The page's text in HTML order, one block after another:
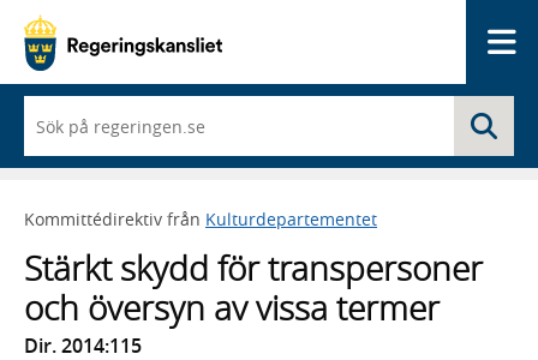
du
börjar
skriva
framträder
lista
med
sökförslag
Kommittédirektiv från Kulturdepartementet
Stärkt skydd för transpersoner
och översyn av vissa termer
Dir. 2014:115